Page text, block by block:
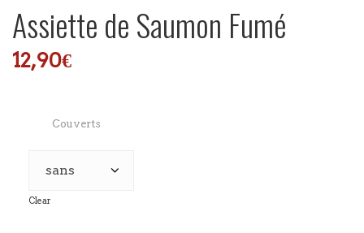
Assiette de Saumon Fumé
12,90€
Couverts
Clear